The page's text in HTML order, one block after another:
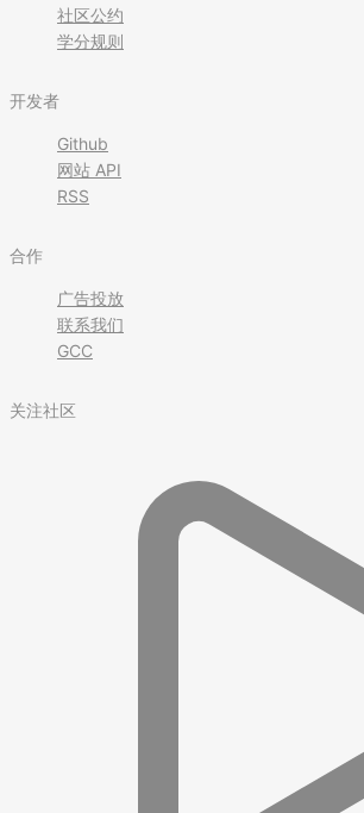
社区公约
学分规则
开发者
Github
网站 API
RSS
合作
广告投放
联系我们
GCC
关注社区